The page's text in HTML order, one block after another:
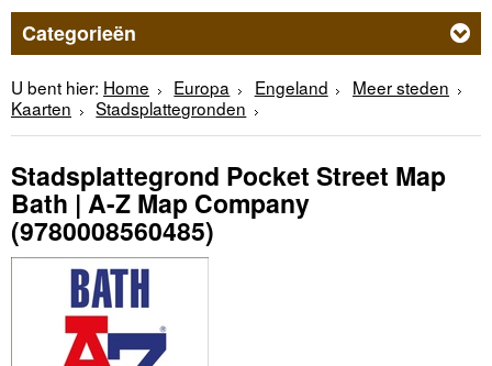
Categorieën
U bent hier: Home Europa Engeland
Meer steden
Kaarten
Stadsplattegronden
Stadsplattegrond Pocket Street Map
Bath | A-Z Map Company
(9780008560485)